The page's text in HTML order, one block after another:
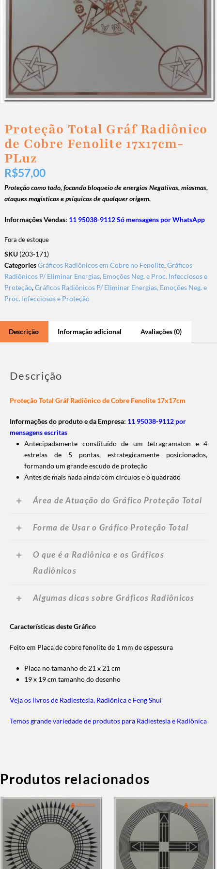
Proteção Total Gráf Radiônico
de Cobre Fenolite 17x17cm-
PLuz
R$57,00
Proteção como todo, focando bloqueio de energias Negativas, miasmas,
ataques magisticos e psíquicos de qualquer origem.
Informações Vendas: 11 95038-9112 Só mensagens por WhatsApp
Fora de estoque
SKU (203-171)
CategoriesGráficos Radiônicos em Cobre no Fenolite,Gráficos
Radiônicos P/ Eliminar Energias, Emoções Neg. e Proc. Infecciosos e
Proteção,Gráficos Radiônicos P/ Eliminar Energias, Emoções Neg. e
Proc. Infecciosos e Proteção
Descrição Informação adicional Avaliações (0)
Descrição
Proteção Total Gráf Radiônico de Cobre Fenolite 17x17cm
Informações do produto e da Empresa: 11 95038-9112 por
mensagens escritas
Antecipadamente constituído de um tetragramaton e 4
estrelas de 5 pontas, estrategicamente posicionados,
formando um grande escudo de proteção
Antes de mais nada ainda com círculos e o quadrado
Área de Atuação do Gráfico Proteção Total
Forma de Usar o Gráfico Proteção Total
O que é a Radiônica e os Gráficos
Radiônicos
Algumas dicas sobre Gráficos Radiônicos
Características deste Gráfico
Feito em Placa de cobre fenolite de 1 mm de espessura
Placa no tamanho de 21 x 21 cm
19 x 19 cm tamanho do desenho
Veja os livros de Radiestesia, Radiônica e Feng Shui
Temos grande variedade de produtos para Radiestesia e Radiônica
Produtos relacionados